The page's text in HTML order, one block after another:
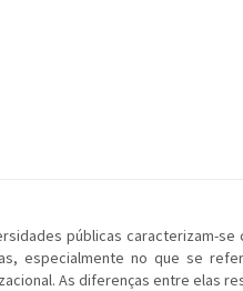
públicas caracterizam-se
especialmente no que se
As diferenças entre elas